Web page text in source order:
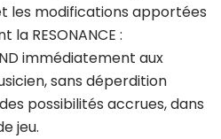
les modifications apportées
RESONANCE :
immédiatement aux
sans déperdition
possibilités accrues, dans
jeu.